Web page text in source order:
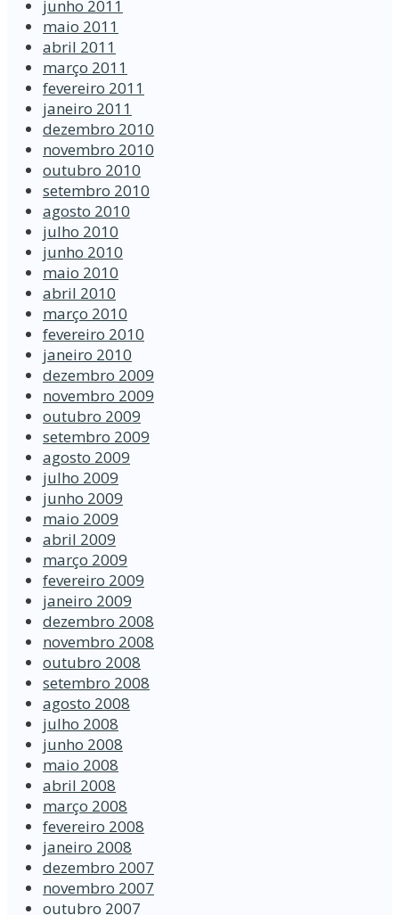
junho 2011
maio 2011
abril 2011
março 2011
fevereiro 2011
janeiro 2011
dezembro 2010
novembro 2010
outubro 2010
setembro 2010
agosto 2010
julho 2010
junho 2010
maio 2010
abril 2010
março 2010
fevereiro 2010
janeiro 2010
dezembro 2009
novembro 2009
outubro 2009
setembro 2009
agosto 2009
julho 2009
junho 2009
maio 2009
abril 2009
março 2009
fevereiro 2009
janeiro 2009
dezembro 2008
novembro 2008
outubro 2008
setembro 2008
agosto 2008
julho 2008
junho 2008
maio 2008
abril 2008
março 2008
fevereiro 2008
janeiro 2008
dezembro 2007
novembro 2007
outubro 2007